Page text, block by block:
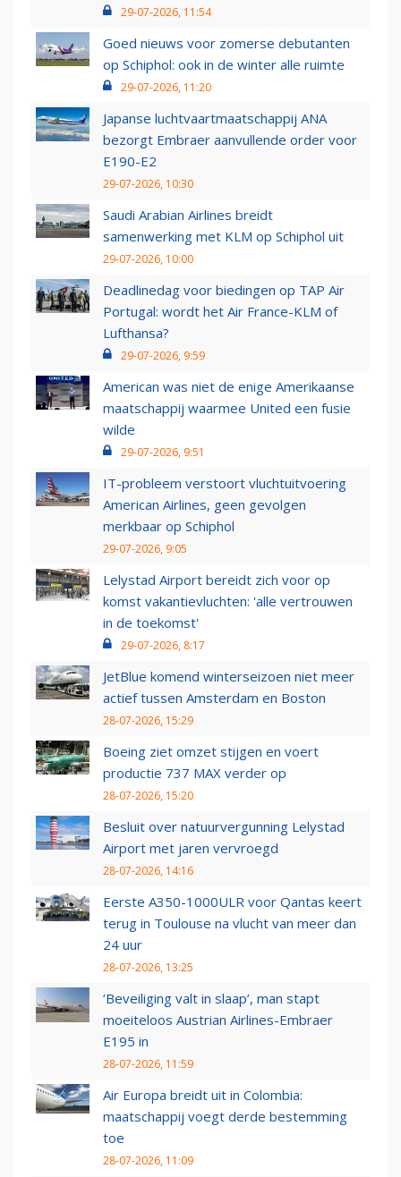
29-07-2026, 11:54
Goed nieuws voor zomerse debutanten
op Schiphol: ook in de winter alle ruimte
29-07-2026, 11:20
Japanse luchtvaartmaatschappij ANA
bezorgt Embraer aanvullende order voor
E190-E2
29-07-2026, 10:30
Saudi Arabian Airlines breidt
samenwerking met KLM op Schiphol uit
29-07-2026, 10:00
Deadlinedag voor biedingen op TAP Air
Portugal: wordt het Air France-KLM of
Lufthansa?
29-07-2026, 9:59
American was niet de enige Amerikaanse
maatschappij waarmee United een fusie
wilde
29-07-2026, 9:51
IT-probleem verstoort vluchtuitvoering
American Airlines, geen gevolgen
merkbaar op Schiphol
29-07-2026, 9:05
Lelystad Airport bereidt zich voor op
komst vakantievluchten: 'alle vertrouwen
in de toekomst'
29-07-2026, 8:17
JetBlue komend winterseizoen niet meer
actief tussen Amsterdam en Boston
28-07-2026, 15:29
Boeing ziet omzet stijgen en voert
productie 737 MAX verder op
28-07-2026, 15:20
Besluit over natuurvergunning Lelystad
Airport met jaren vervroegd
28-07-2026, 14:16
Eerste A350-1000ULR voor Qantas keert
terug in Toulouse na vlucht van meer dan
24 uur
28-07-2026, 13:25
‘Beveiliging valt in slaap’, man stapt
moeiteloos Austrian Airlines-Embraer
E195 in
28-07-2026, 11:59
Air Europa breidt uit in Colombia:
maatschappij voegt derde bestemming
toe
28-07-2026, 11:09